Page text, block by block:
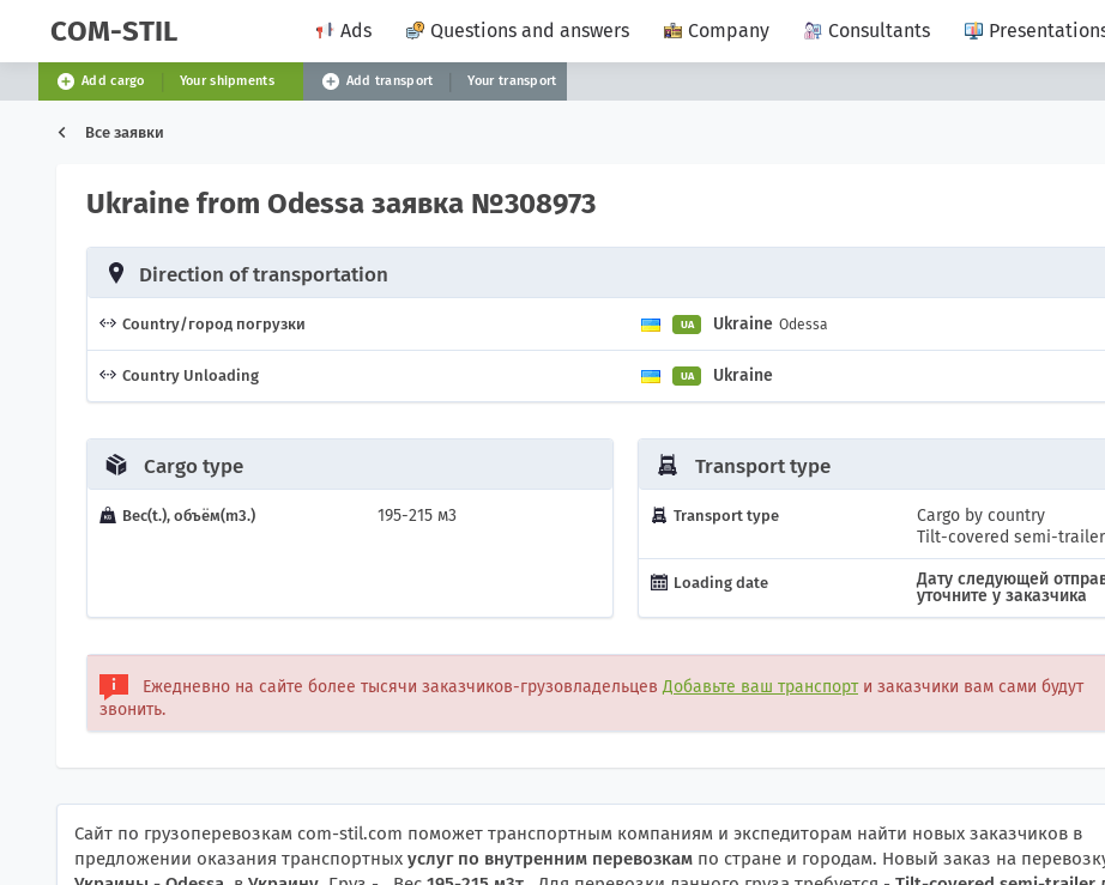
COM-STIL Ads Questions and answers Company Consultants
Add cargo Your shipments Add transport Your transport
Все заявки
Ukraine from Odessa заявка №308973
Direction of transportation
Country/город погрузки UA Ukraine Odessa
Country Unloading UA Ukraine
Cargo type
Вес(t.), объём(m3.) 195-215 м3
Transport type
Transport type
Cargo by country
Tilt-covered semi-trailer
Loading date
Дату следующей
уточните у заказчика
Ежедневно на сайте более тысячи заказчиков-грузовладельцевДобавьте ваш транспорти заказчики вам сами будут
звонить.
Сайт по грузоперевозкам com-stil.com поможет транспортным компаниям и экспедиторам найти новых заказчиков в
предложении оказания транспортных услуг по внутренним перевозкам по стране и городам. Новый заказ на